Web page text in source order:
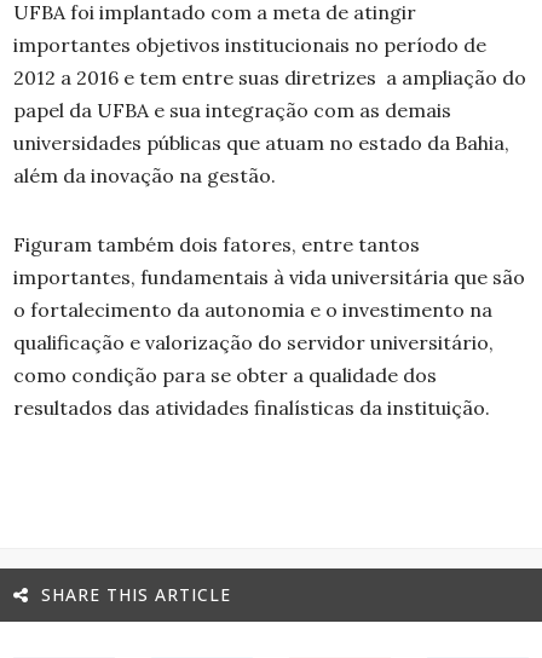
UFBA foi implantado com a meta de atingir
importantes objetivos institucionais no período de
2012 a 2016 e tem entre suas diretrizes a ampliação do
papel da UFBA e sua integração com as demais
universidades públicas que atuam no estado da Bahia,
além da inovação na gestão.
Figuram também dois fatores, entre tantos
importantes, fundamentais à vida universitária que são
o fortalecimento da autonomia e o investimento na
qualificação e valorização do servidor universitário,
como condição para se obter a qualidade dos
resultados das atividades finalísticas da instituição.
SHARE THIS ARTICLE